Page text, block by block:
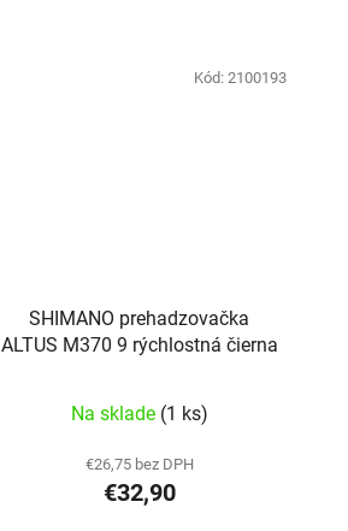
SHIMANO prehadzovačka
ALTUS M370 9 rýchlostná čierna
Na sklade (1 ks)
€26,75 bez DPH
€32,90
Kód: 2100193